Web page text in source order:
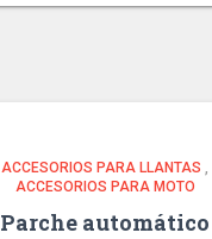
ACCESORIOS PARA LLANTAS ,
ACCESORIOS PARA MOTO
Parche automático